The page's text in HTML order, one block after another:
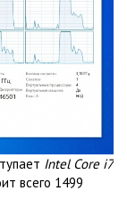
Intel Core i7
всего 1499